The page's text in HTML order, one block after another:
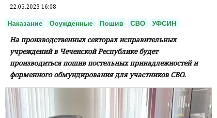
22.05.2023 16:08
Наказание Осужденные Пошив СВО УФСИН
На производственных секторах исправительных
учреждений в Чеченской Республике будет
производиться пошив постельных принадлежностей и
форменного обмундирования для участников СВО.